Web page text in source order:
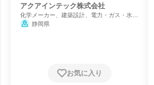
く特許190件
アクアインテック株式会社
化学メーカー、建築設計、電力・ガス・水
道・エネルギー
静岡県
お気に入り